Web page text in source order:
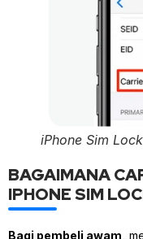
iPhone Sim
BAGAIMANA
IPHONE SIM
Bagi pembeli awam,